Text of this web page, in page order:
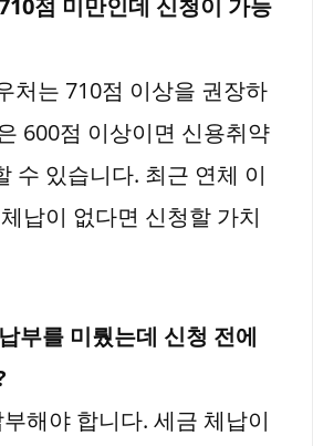
점 미만인데 신청이 가능
처는 710점 이상을 권장하
600점 이상이면 신용취약
수 있습니다. 최근 연체 이
납이 없다면 신청할 가치
부를 미뤘는데 신청 전에
해야 합니다. 세금 체납이